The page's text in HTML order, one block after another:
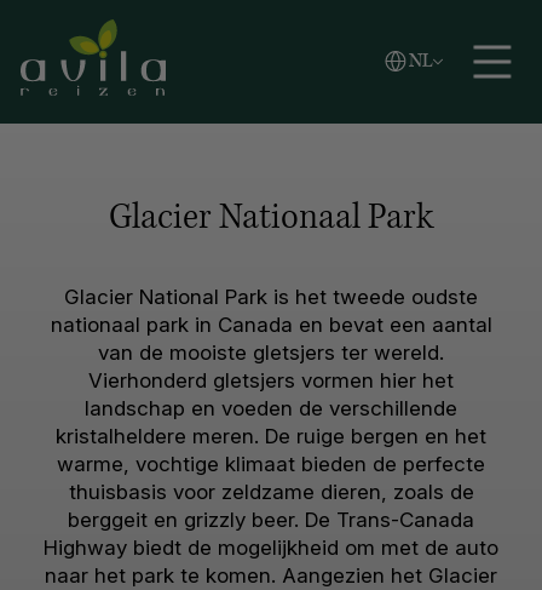
Zoeken
NL
Vlaams
English
Glacier Nationaal Park
Glacier National Park is het tweede oudste
nationaal park in Canada en bevat een aantal
van de mooiste gletsjers ter wereld.
Vierhonderd gletsjers vormen hier het
landschap en voeden de verschillende
kristalheldere meren. De ruige bergen en het
warme, vochtige klimaat bieden de perfecte
thuisbasis voor zeldzame dieren, zoals de
berggeit en grizzly beer. De Trans-Canada
Highway biedt de mogelijkheid om met de auto
naar het park te komen. Aangezien het Glacier